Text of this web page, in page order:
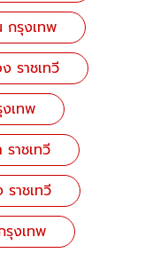
กรุงเทพ
ราชเทวี
เทพ
ราชเทวี
าชเทวี
งเทพ